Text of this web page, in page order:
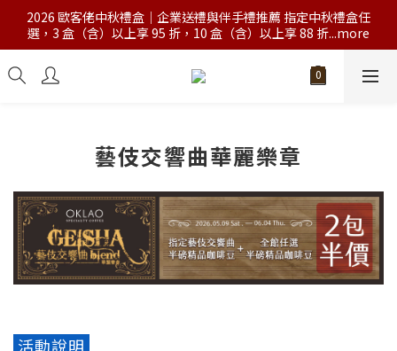
2026 歐客佬中秋禮盒｜企業送禮與伴手禮推薦 指定中秋禮盒任
選，3 盒（含）以上享 95 折，10 盒（含）以上享 88 折...more
藝伎交響曲華麗樂章
活動說明